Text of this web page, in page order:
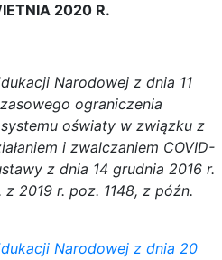
2020 R.
Narodowej z dnia 11
ograniczenia
oświaty w związku z
i zwalczaniem COVID-
z dnia 14 grudnia 2016 r.
2019 r. poz. 1148, z późn.
Narodowej z dnia 20